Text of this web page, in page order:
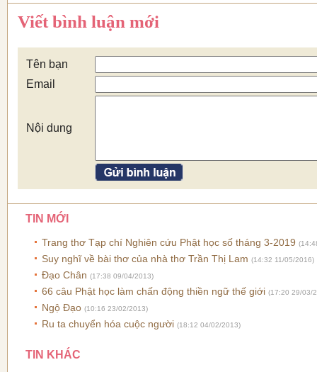
Viết bình luận mới
Tên bạn
Email
Nội dung
TIN MỚI
Trang thơ Tạp chí Nghiên cứu Phật học số tháng 3-2019
Suy nghĩ về bài thơ của nhà thơ Trần Thị Lam (14:32 11/05/2016)
Đạo Chân (17:38 09/04/2013)
66 câu Phật học làm chấn động thiền ngữ thế giới (17:20 29/03/
Ngộ Đạo (10:16 23/02/2013)
Ru ta chuyển hóa cuộc người (18:12 04/02/2013)
TIN KHÁC